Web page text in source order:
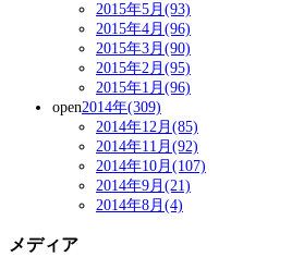
2015年5月(93)
2015年4月(96)
2015年3月(90)
2015年2月(95)
2015年1月(96)
open2014年(309)
2014年12月(85)
2014年11月(92)
2014年10月(107)
2014年9月(21)
2014年8月(4)
メディア